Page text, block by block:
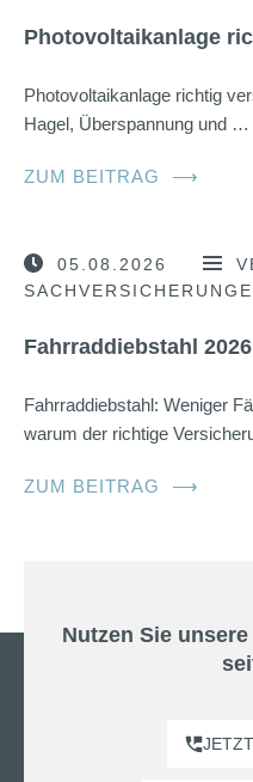
Photovoltaikanlage
Photovoltaikanlage richtig
Hagel, Überspannung und …
ZUM BEITRAG ⟶
05.08.2026
Fahrraddiebstahl 2026
Fahrraddiebstahl: Weniger
warum der richtige
ZUM BEITRAG ⟶
Nutzen Sie